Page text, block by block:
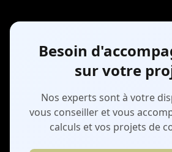
adaptables.
Besoin
sur votre
Nos experts sont à votre
vous conseiller et vous
calculs et vos projets de